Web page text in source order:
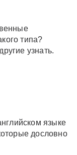
типа?
узнать.
языке
дословно